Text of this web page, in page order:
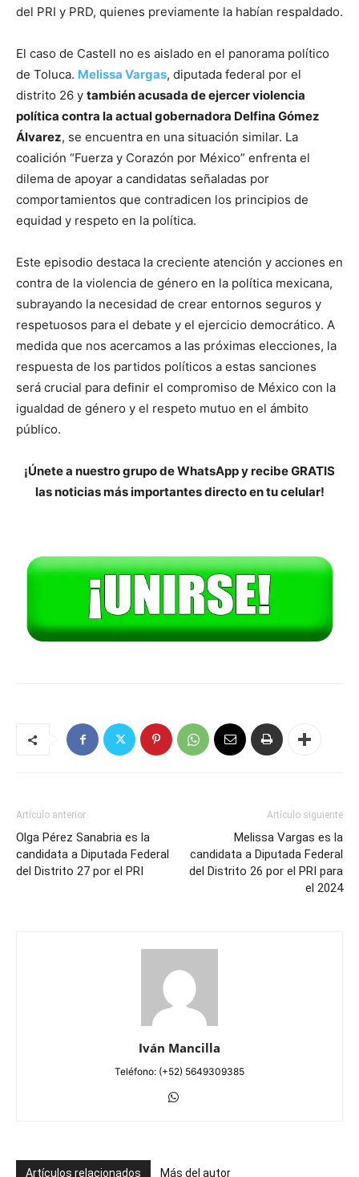
del PRI y PRD, quienes previamente la habían respaldado.
El caso de Castell no es aislado en el panorama político
de Toluca. Melissa Vargas, diputada federal por el
distrito 26 y también acusada de ejercer violencia
política contra la actual gobernadora Delfina Gómez
Álvarez, se encuentra en una situación similar. La
coalición “Fuerza y Corazón por México” enfrenta el
dilema de apoyar a candidatas señaladas por
comportamientos que contradicen los principios de
equidad y respeto en la política.
Este episodio destaca la creciente atención y acciones en
contra de la violencia de género en la política mexicana,
subrayando la necesidad de crear entornos seguros y
respetuosos para el debate y el ejercicio democrático. A
medida que nos acercamos a las próximas elecciones, la
respuesta de los partidos políticos a estas sanciones
será crucial para definir el compromiso de México con la
igualdad de género y el respeto mutuo en el ámbito
público.
¡Únete a nuestro grupo de WhatsApp y recibe GRATIS
las noticias más importantes directo en tu celular!
Artículo anterior
Olga Pérez Sanabria es la
candidata a Diputada Federal
del Distrito 27 por el PRI
Artículo siguiente
Melissa Vargas es la
candidata a Diputada Federal
del Distrito 26 por el PRI para
el 2024
Iván Mancilla
Teléfono: (+52) 5649309385
Artículos relacionados Más del autor